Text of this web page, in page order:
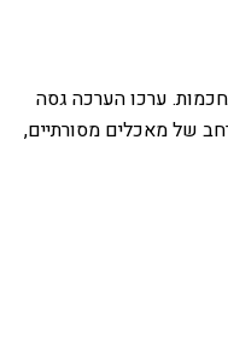
ערכו הערכה גסה
של מאכלים מסורתיים,